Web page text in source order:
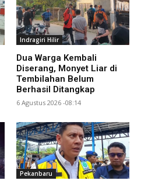
Indragiri Hilir
Dua Warga Kembali
Diserang, Monyet Liar di
Tembilahan Belum
Berhasil Ditangkap
6 Agustus 2026 -08:14
Pekanbaru